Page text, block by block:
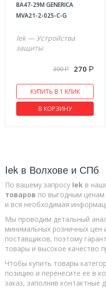
ВА47-29М GENERICA
MVA21-2-025-C-G
Iek — Устройства
защиты
300Р 270 Р
КУПИТЬ В 1 КЛИК
В КОРЗИНУ
Iek в Волхове и СПб
По вашему запросу Iek в
товаров по выгодным ценам
и вся необходимая
Мы проводим детальный
минимальных розничных
поставщиков, поэтому
товары и высокое качество
Чтобы купить товары
позицию и перенесите ее в
заказ, заполнив контактные